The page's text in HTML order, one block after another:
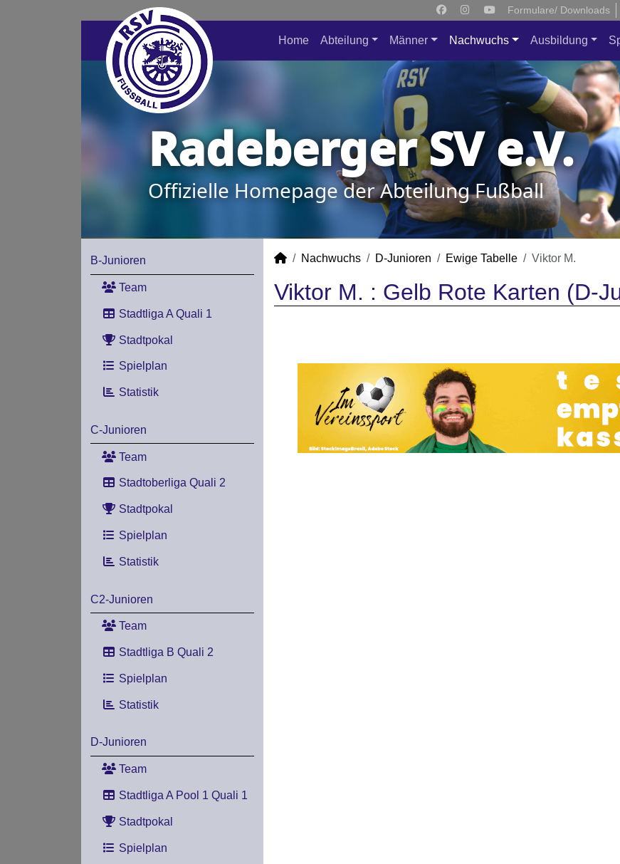
Formulare/ Downloads
Home Abteilung Männer Nachwuchs Ausbildung
Radeberger SV e.V.
Offizielle Homepage der Abteilung Fußball
B-Junioren
Team
Stadtliga A Quali 1
Stadtpokal
Spielplan
Statistik
C-Junioren
Team
Stadtoberliga Quali 2
Stadtpokal
Spielplan
Statistik
C2-Junioren
Team
Stadtliga B Quali 2
Spielplan
Statistik
D-Junioren
Team
Stadtliga A Pool 1 Quali 1
Stadtpokal
Spielplan
Nachwuchs D-Junioren Ewige Tabelle Viktor M.
Viktor M. : Gelb Rote Karten (D-